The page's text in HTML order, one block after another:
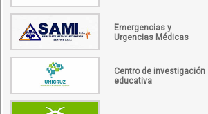
Emergencias y
Urgencias Médicas
Centro de investigación
educativa